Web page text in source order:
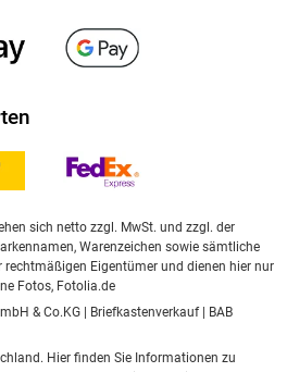
sich netto zzgl. MwSt. und zzgl. der
Warenzeichen sowie sämtliche
Eigentümer und dienen hier nur
Fotos, Fotolia.de
& Co.KG |
Briefkastenverkauf|
BAB
Hier finden Sie Informationen zu